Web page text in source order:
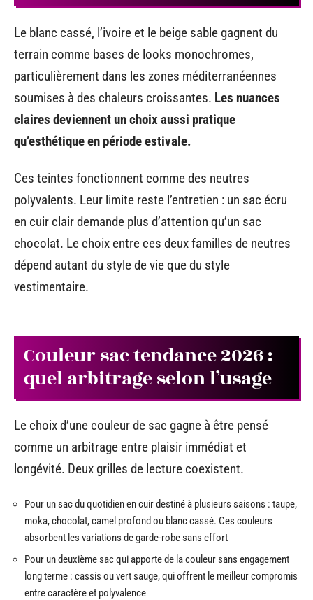
Le blanc cassé, l’ivoire et le beige sable gagnent du
terrain comme bases de looks monochromes,
particulièrement dans les zones méditerranéennes
soumises à des chaleurs croissantes. Les nuances
claires deviennent un choix aussi pratique
qu’esthétique en période estivale.
Ces teintes fonctionnent comme des neutres
polyvalents. Leur limite reste l’entretien : un sac écru
en cuir clair demande plus d’attention qu’un sac
chocolat. Le choix entre ces deux familles de neutres
dépend autant du style de vie que du style
vestimentaire.
Couleur sac tendance 2026 :
quel arbitrage selon l’usage
Le choix d’une couleur de sac gagne à être pensé
comme un arbitrage entre plaisir immédiat et
longévité. Deux grilles de lecture coexistent.
Pour un sac du quotidien en cuir destiné à plusieurs saisons : taupe,
moka, chocolat, camel profond ou blanc cassé. Ces couleurs
absorbent les variations de garde-robe sans effort
Pour un deuxième sac qui apporte de la couleur sans engagement
long terme : cassis ou vert sauge, qui offrent le meilleur compromis
entre caractère et polyvalence